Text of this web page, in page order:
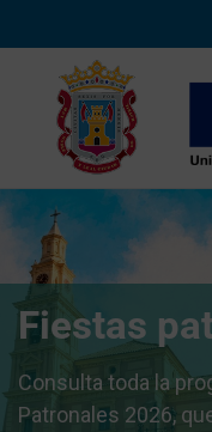
Fiestas
Consulta toda la
Patronales 2026,